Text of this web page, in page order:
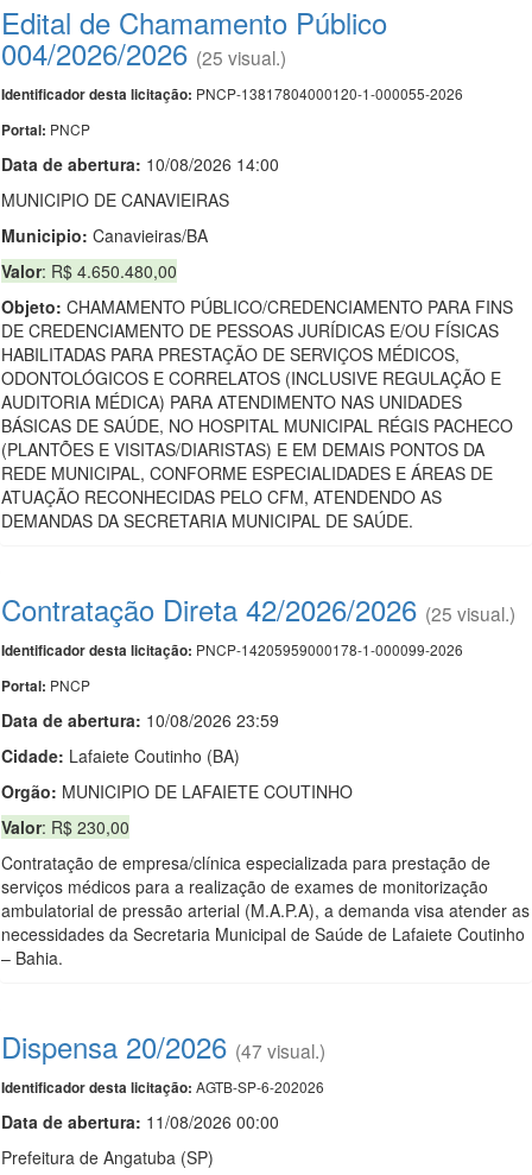
Edital de Chamamento Público
004/2026/2026 (25 visual.)
Identificador desta licitação: PNCP-13817804000120-1-000055-2026
Portal: PNCP
Data de abertura: 10/08/2026 14:00
MUNICIPIO DE CANAVIEIRAS
Municipio: Canavieiras/BA
Valor: R$ 4.650.480,00
Objeto: CHAMAMENTO PÚBLICO/CREDENCIAMENTO PARA FINS
DE CREDENCIAMENTO DE PESSOAS JURÍDICAS E/OU FÍSICAS
HABILITADAS PARA PRESTAÇÃO DE SERVIÇOS MÉDICOS,
ODONTOLÓGICOS E CORRELATOS (INCLUSIVE REGULAÇÃO E
AUDITORIA MÉDICA) PARA ATENDIMENTO NAS UNIDADES
BÁSICAS DE SAÚDE, NO HOSPITAL MUNICIPAL RÉGIS PACHECO
(PLANTÕES E VISITAS/DIARISTAS) E EM DEMAIS PONTOS DA
REDE MUNICIPAL, CONFORME ESPECIALIDADES E ÁREAS DE
ATUAÇÃO RECONHECIDAS PELO CFM, ATENDENDO AS
DEMANDAS DA SECRETARIA MUNICIPAL DE SAÚDE.
Contratação Direta 42/2026/2026 (25 visual.)
Identificador desta licitação: PNCP-14205959000178-1-000099-2026
Portal: PNCP
Data de abertura: 10/08/2026 23:59
Cidade: Lafaiete Coutinho (BA)
Orgão: MUNICIPIO DE LAFAIETE COUTINHO
Valor: R$ 230,00
Contratação de empresa/clínica especializada para prestação de
serviços médicos para a realização de exames de monitorização
ambulatorial de pressão arterial (M.A.P.A), a demanda visa atender as
necessidades da Secretaria Municipal de Saúde de Lafaiete Coutinho
– Bahia.
Dispensa 20/2026 (47 visual.)
Identificador desta licitação: AGTB-SP-6-202026
Data de abertura: 11/08/2026 00:00
Prefeitura de Angatuba (SP)